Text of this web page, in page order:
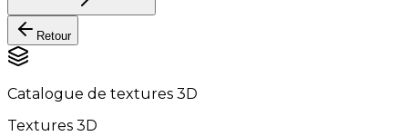
Retour
Catalogue de textures 3D
Textures 3D